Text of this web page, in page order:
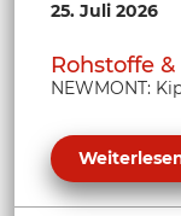
25. Juli 2026
Rohstoffe
NEWMONT: